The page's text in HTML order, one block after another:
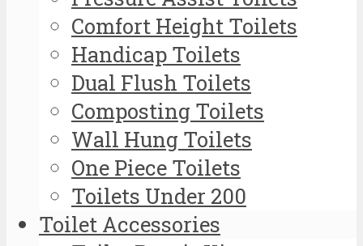
Comfort Height Toilets
Handicap Toilets
Dual Flush Toilets
Composting Toilets
Wall Hung Toilets
One Piece Toilets
Toilets Under 200
Toilet Accessories